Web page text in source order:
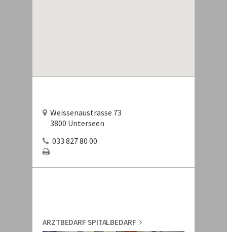
Weissenaustrasse 73
3800 Unterseen
033 827 80 00
ARZTBEDARF SPITALBEDARF